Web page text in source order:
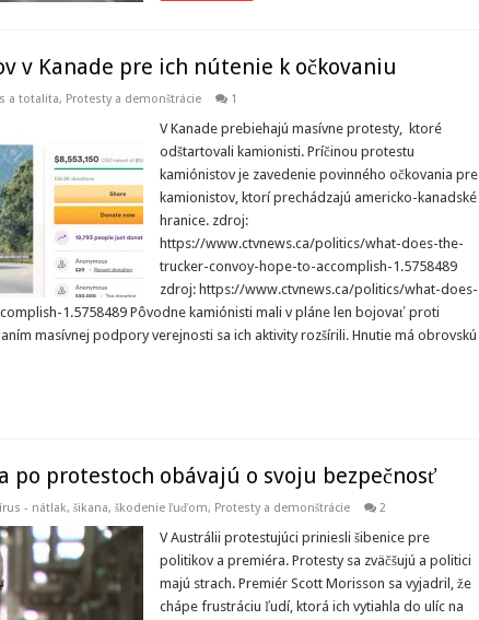
v Kanade pre ich nútenie k očkovaniu
a totalita, Protesty a demonštrácie 1
V Kanade prebiehajú masívne protesty, ktoré
odštartovali kamionisti. Príčinou protestu
kamiónistov je zavedenie povinného očkovania pre
kamionistov, ktorí prechádzajú americko-kanadské
hranice. zdroj:
https://www.ctvnews.ca/politics/what-does-the-
trucker-convoy-hope-to-accomplish-1.5758489
zdroj: https://www.ctvnews.ca/politics/what-does-
1.5758489 Pôvodne kamiónisti mali v pláne len bojovať proti
masívnej podpory verejnosti sa ich aktivity rozšírili. Hnutie má obrovskú
po protestoch obávajú o svoju bezpečnosť
- nátlak, šikana, škodenie ľuďom, Protesty a demonštrácie 2
V Austrálii protestujúci priniesli šibenice pre
politikov a premiéra. Protesty sa zväčšujú a politici
majú strach. Premiér Scott Morisson sa vyjadril, že
chápe frustráciu ľudí, ktorá ich vytiahla do ulíc na